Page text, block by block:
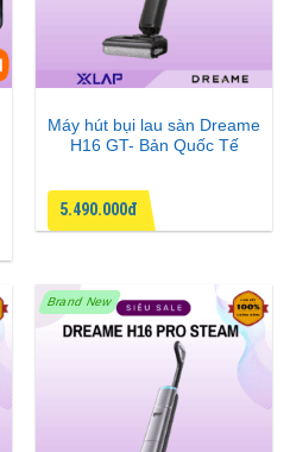
Máy hút bụi lau sàn Dreame
H16 GT- Bản Quốc Tế
5.490.000đ
Brand New